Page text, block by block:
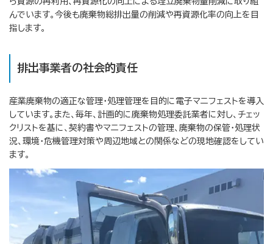
んでいます。今後も廃棄物総排出量の削減や再資源化率の向上を目
指します。
排出事業者の社会的責任
産業廃棄物の適正な管理・処理管理を目的に電子マニフェストを導入
しています。また、毎年、計画的に廃棄物処理委託業者に対し、チェッ
クリストを基に、契約書やマニフェストの管理、廃棄物の保管・処理状
況、環境・危機管理対策や周辺地域との関係などの現地確認をしてい
ます。